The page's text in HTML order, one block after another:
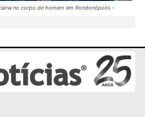
SE NO WHATSAPP
no corpo de homem em Rondonópolis -